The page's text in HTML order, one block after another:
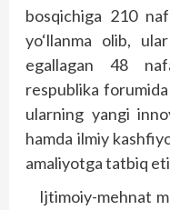
bosqichiga 210
yo‘llanma olib,
egallagan 48
respublika
ularning yangi
hamda ilmiy
amaliyotga tatbiq
Ijtimoiy-mehnat